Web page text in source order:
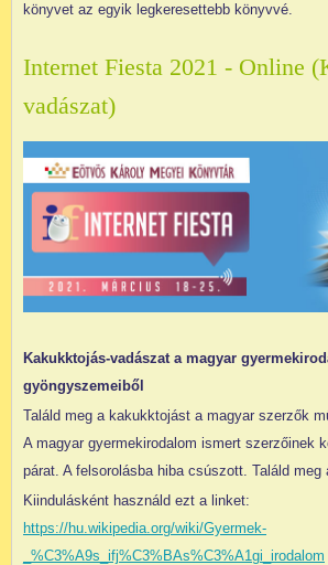
könyvet az egyik legkeresettebb könyvvé.
Internet Fiesta 2021 - Online
vadászat)
Kakukktojás-vadászat a magyar
gyöngyszemeiből
Találd meg a kakukktojást a magyar szerzők
A magyar gyermekirodalom ismert szerzőinek
párat. A felsorolásba hiba csúszott. Találd meg
Kiindulásként használd ezt a linket:
https://hu.wikipedia.org/wiki/Gyermek-
_%C3%A9s_ifj%C3%BAs%C3%A1gi_irodalom